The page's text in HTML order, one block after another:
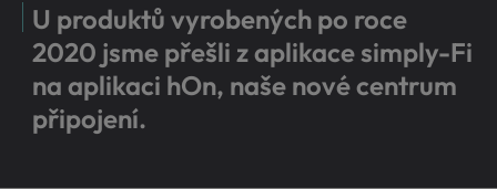
U produktů vyrobených po roce
2020 jsme přešli z aplikace simply-Fi
na aplikaci hOn, naše nové centrum
připojení.